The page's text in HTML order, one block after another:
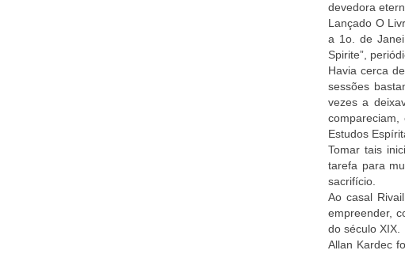
devedora
Lançado O
a 1o. de
Spirite”,
Havia cerca
sessões
vezes a
Estudos
Tomar tais
tarefa para
sacrifício.
Ao casal
empreender,
do século XIX.
Allan Kardec